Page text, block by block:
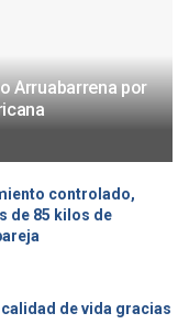
Arruabarrena por
controlado,
de 85 kilos de
de vida gracias